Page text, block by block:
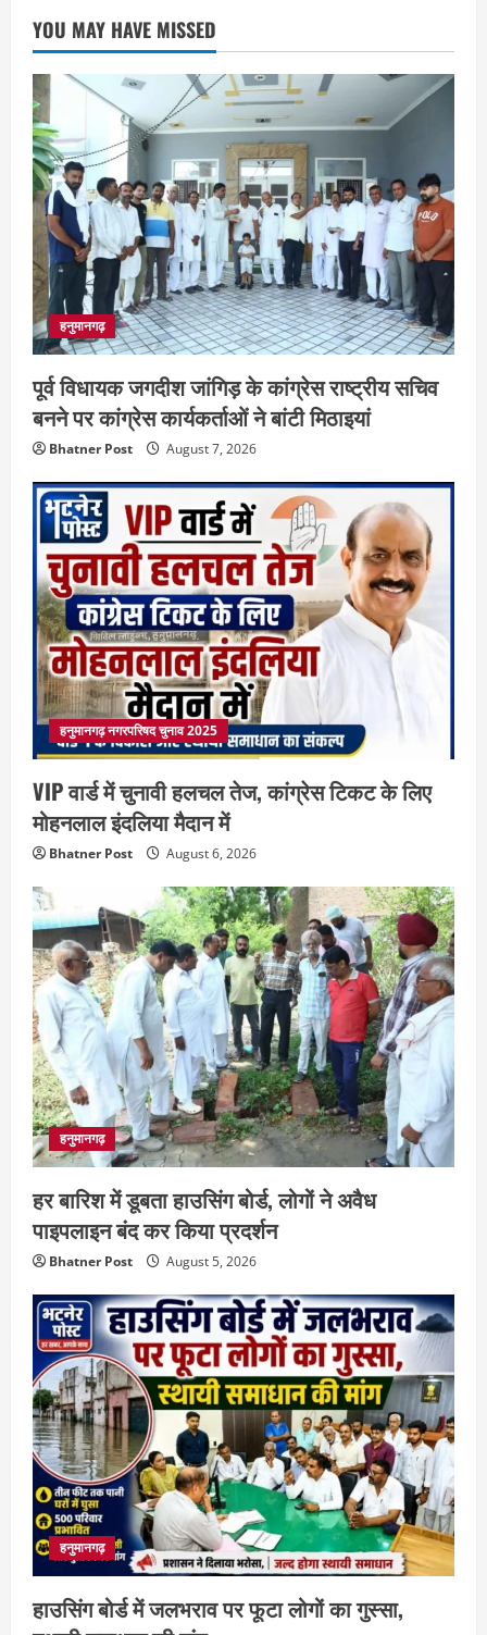
YOU MAY HAVE MISSED
हनुमानगढ़
पूर्व विधायक जगदीश जांगिड़ के कांग्रेस राष्ट्रीय सचिव
बनने पर कांग्रेस कार्यकर्ताओं ने बांटी मिठाइयां
Bhatner Post August 7, 2026
हनुमानगढ़ नगरपरिषद चुनाव 2025
VIP वार्ड में चुनावी हलचल तेज, कांग्रेस टिकट के लिए
मोहनलाल इंदलिया मैदान में
Bhatner Post August 6, 2026
हनुमानगढ़
हर बारिश में डूबता हाउसिंग बोर्ड, लोगों ने अवैध
पाइपलाइन बंद कर किया प्रदर्शन
Bhatner Post August 5, 2026
हनुमानगढ़
हाउसिंग बोर्ड में जलभराव पर फूटा लोगों का गुस्सा,